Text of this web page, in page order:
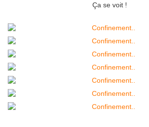
Ça se voit !